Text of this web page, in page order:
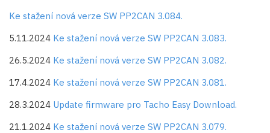
Ke stažení nová verze SW PP2CAN 3.084.
5.11.2024 Ke stažení nová verze SW PP2CAN 3.083.
26.5.2024 Ke stažení nová verze SW PP2CAN 3.082.
17.4.2024 Ke stažení nová verze SW PP2CAN 3.081.
28.3.2024 Update firmware pro Tacho Easy Download.
21.1.2024 Ke stažení nová verze SW PP2CAN 3.079.